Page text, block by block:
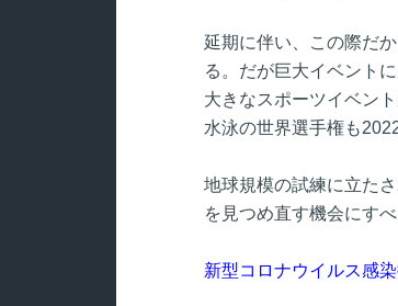
延期に伴い、この際だ
る。だが巨大イベント
大きなスポーツイベン
水泳の世界選手権も
地球規模の試練に立た
を見つめ直す機会にすべ
新型コロナウイルス感